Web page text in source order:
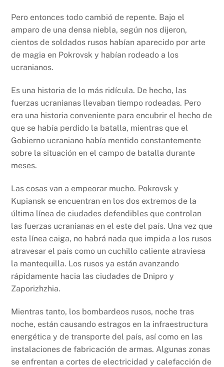
Pero entonces todo cambió de repente. Bajo el
amparo de una densa niebla, según nos dijeron,
cientos de soldados rusos habían aparecido por arte
de magia en Pokrovsk y habían rodeado a los
ucranianos.
Es una historia de lo más ridícula. De hecho, las
fuerzas ucranianas llevaban tiempo rodeadas. Pero
era una historia conveniente para encubrir el hecho de
que se había perdido la batalla, mientras que el
Gobierno ucraniano había mentido constantemente
sobre la situación en el campo de batalla durante
meses.
Las cosas van a empeorar mucho. Pokrovsk y
Kupiansk se encuentran en los dos extremos de la
última línea de ciudades defendibles que controlan
las fuerzas ucranianas en el este del país. Una vez que
esta línea caiga, no habrá nada que impida a los rusos
atravesar el país como un cuchillo caliente atraviesa
la mantequilla. Los rusos ya están avanzando
rápidamente hacia las ciudades de Dnipro y
Zaporizhzhia.
Mientras tanto, los bombardeos rusos, noche tras
noche, están causando estragos en la infraestructura
energética y de transporte del país, así como en las
instalaciones de fabricación de armas. Algunas zonas
se enfrentan a cortes de electricidad y calefacción de